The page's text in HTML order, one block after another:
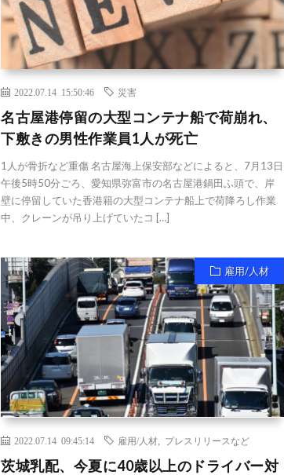
2022.07.14 15:50:46 災害
名古屋港停留の大型コンテナ船で荷崩れ、
下敷きの男性作業員1人が死亡
1人が骨折など重傷 名古屋海上保安部などによると、7月13日
午後5時50分ごろ、愛知県弥富市の名古屋港鍋田ふ頭で、岸
壁に停留していた香港籍の大型コンテナ船上で荷降ろし作業
中、クレーンが吊り上げていたコ […]
雇用/人材
2022.07.14 09:45:14 雇用/人材 プレスリリースなど
茨城乳配、今夏に40歳以上のドライバー対